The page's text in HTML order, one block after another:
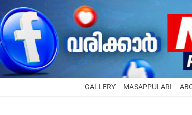
GALLERY MASAPPULARI